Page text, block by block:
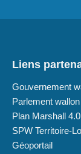
Liens
Gouvernement
Parlement wallon
Plan Marshall 4.0
SPW Territoire-
Géoportail